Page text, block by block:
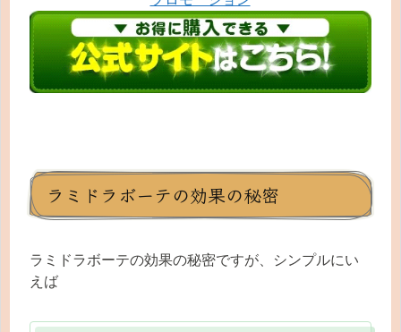
ラミドラボーテの効果の秘密
ラミドラボーテの効果の秘密ですが、シンプルにい
えば